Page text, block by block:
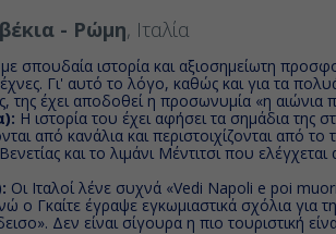
- Ρώμη, Ιταλία
σπουδαία ιστορία και αξιοσημείωτη
Γι' αυτό το λόγο, καθώς και για τα
της έχει αποδοθεί η προσωνυμία «η αιώνια
Η ιστορία του έχει αφήσει τα σημάδια της
από κανάλια και περιστοιχίζονται από το
και το λιμάνι Μέντιτσι που ελέγχεται
Οι Ιταλοί λένε συχνά «Vedi Napoli e poi
ο Γκαίτε έγραψε εγκωμιαστικά σχόλια για
Δεν είναι σίγουρα η πιο τουριστική